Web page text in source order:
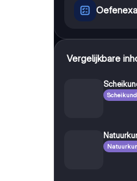
Vergelijkbare